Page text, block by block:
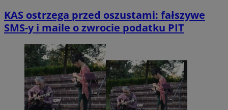
KAS ostrzega przed oszustami: fałszywe
SMS-y i maile o zwrocie podatku PIT